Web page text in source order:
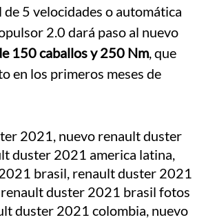
de 5 velocidades o automática
2.0 dará paso al nuevo
150 caballos y 250 Nm, que
en los primeros meses de